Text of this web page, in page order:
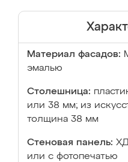
Материал фасадов:
эмалью
Столешница:
или 38 мм; из
толщина 38 мм
Стеновая панель:
или с фотопечатью